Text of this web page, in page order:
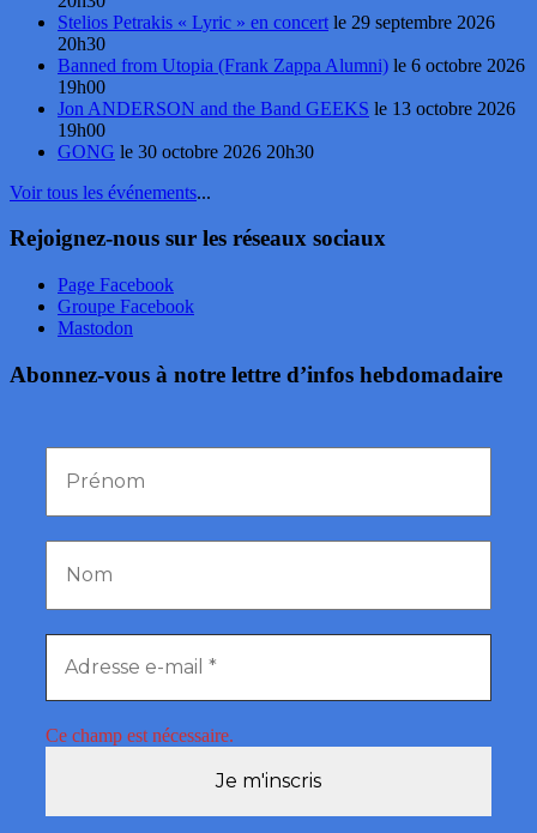
Stelios Petrakis « Lyric » en concert le 29 septembre 2026
20h30
Banned from Utopia (Frank Zappa Alumni) le 6 octobre 2026
19h00
Jon ANDERSON and the Band GEEKS le 13 octobre 2026
19h00
GONG le 30 octobre 2026 20h30
Voir tous les événements...
Rejoignez-nous sur les réseaux sociaux
Page Facebook
Groupe Facebook
Mastodon
Abonnez-vous à notre lettre d’infos hebdomadaire
Ce champ est nécessaire.